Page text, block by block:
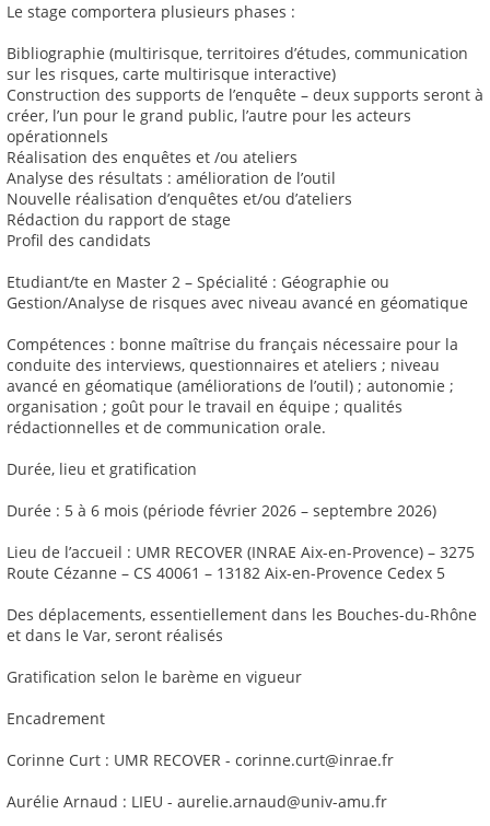
Le stage comportera plusieurs phases :
Bibliographie (multirisque, territoires d’études, communication
sur les risques, carte multirisque interactive)
Construction des supports de l’enquête – deux supports seront à
créer, l’un pour le grand public, l’autre pour les acteurs
opérationnels
Réalisation des enquêtes et /ou ateliers
Analyse des résultats : amélioration de l’outil
Nouvelle réalisation d’enquêtes et/ou d’ateliers
Rédaction du rapport de stage
Profil des candidats
Etudiant/te en Master 2 – Spécialité : Géographie ou
Gestion/Analyse de risques avec niveau avancé en géomatique
Compétences : bonne maîtrise du français nécessaire pour la
conduite des interviews, questionnaires et ateliers ; niveau
avancé en géomatique (améliorations de l’outil) ; autonomie ;
organisation ; goût pour le travail en équipe ; qualités
rédactionnelles et de communication orale.
Durée, lieu et gratification
Durée : 5 à 6 mois (période février 2026 – septembre 2026)
Lieu de l’accueil : UMR RECOVER (INRAE Aix-en-Provence) – 3275
Route Cézanne – CS 40061 – 13182 Aix-en-Provence Cedex 5
Des déplacements, essentiellement dans les Bouches-du-Rhône
et dans le Var, seront réalisés
Gratification selon le barème en vigueur
Encadrement
Corinne Curt : UMR RECOVER - corinne.curt@inrae.fr
Aurélie Arnaud : LIEU - aurelie.arnaud@univ-amu.fr